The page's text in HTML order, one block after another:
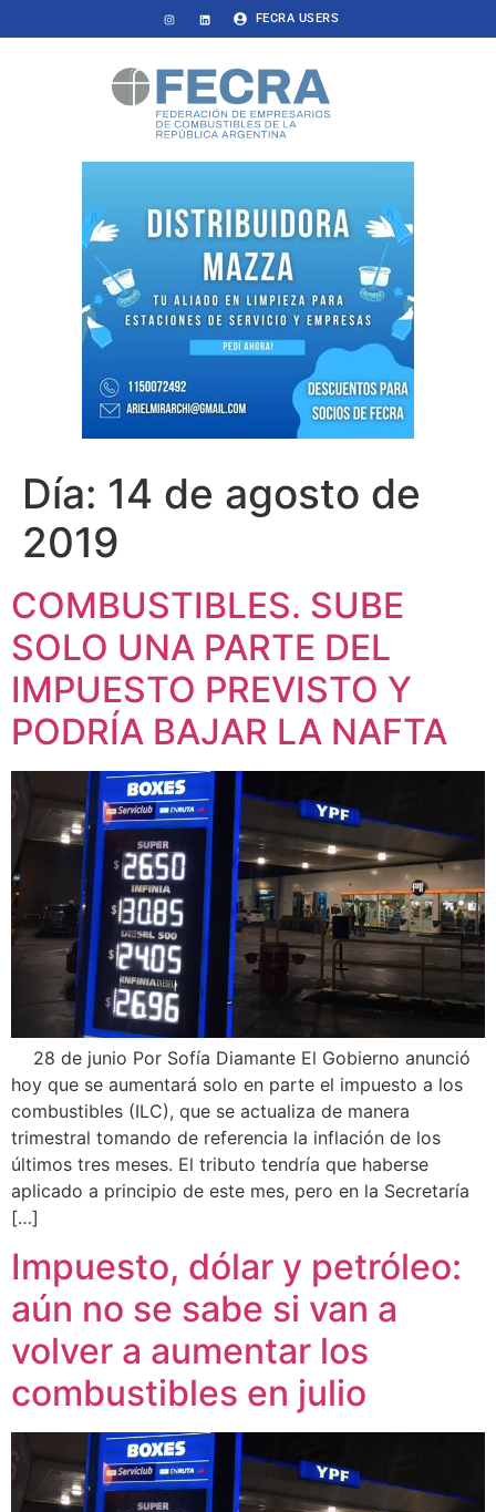
FECRA USERS
Día: 14 de agosto de
2019
COMBUSTIBLES. SUBE
SOLO UNA PARTE DEL
IMPUESTO PREVISTO Y
PODRÍA BAJAR LA NAFTA
28 de junio Por Sofía Diamante El Gobierno anunció
hoy que se aumentará solo en parte el impuesto a los
combustibles (ILC), que se actualiza de manera
trimestral tomando de referencia la inflación de los
últimos tres meses. El tributo tendría que haberse
aplicado a principio de este mes, pero en la Secretaría
[…]
Impuesto, dólar y petróleo:
aún no se sabe si van a
volver a aumentar los
combustibles en julio